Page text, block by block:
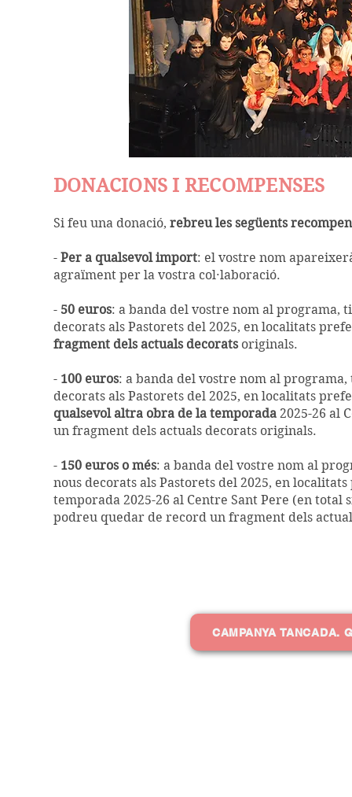
DONACIONS I RECOMPENSES
Si feu una donació, rebreu les següents
- ​ Per a qualsevol import: el vostre nom
agraïment per la vostra col·laboració.
- 50 euros: a banda del vostre nom al programa,
decorats als Pastorets del 2025, en localitats
fragment dels actuals decoratsoriginals.
- 100 euros: a banda del vostre nom al
decorats als Pastorets del 2025, en localitats
qualsevol altra obra de la temporada 2025-26 al
un fragment dels actuals decorats originals.
- 150 euros o més: a banda del vostre nom al
nous decorats als Pastorets del 2025, en
temporada 2025-26 al Centre Sant Pere (en
podreu quedar de record un fragment dels
CAMPANYA TANCADA.